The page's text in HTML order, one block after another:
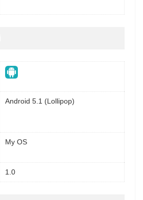
Android 5.1 (Lollipop)
My OS
1.0